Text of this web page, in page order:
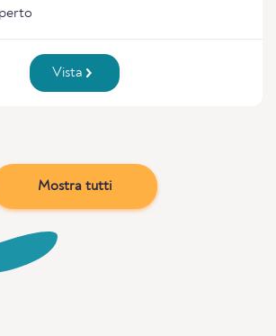
Vista
Mostra tutti